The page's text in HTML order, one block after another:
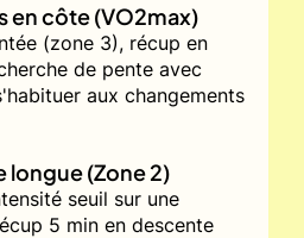
en côte (VO2max)
(zone 3), récup en
de pente avec
aux changements
longue (Zone 2)
seuil sur une
5 min en descente